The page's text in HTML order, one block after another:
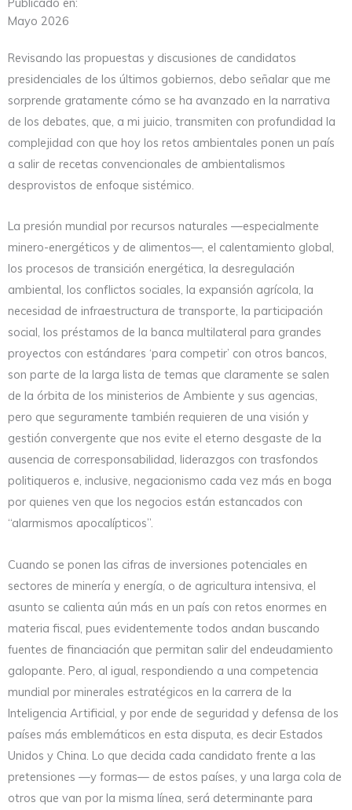
Mayo 2026
Revisando las propuestas y discusiones de candidatos
presidenciales de los últimos gobiernos, debo señalar que me
sorprende gratamente cómo se ha avanzado en la narrativa
de los debates, que, a mi juicio, transmiten con profundidad la
complejidad con que hoy los retos ambientales ponen un país
a salir de recetas convencionales de ambientalismos
desprovistos de enfoque sistémico.
La presión mundial por recursos naturales —especialmente
minero-energéticos y de alimentos—, el calentamiento global,
los procesos de transición energética, la desregulación
ambiental, los conflictos sociales, la expansión agrícola, la
necesidad de infraestructura de transporte, la participación
social, los préstamos de la banca multilateral para grandes
proyectos con estándares ‘para competir’ con otros bancos,
son parte de la larga lista de temas que claramente se salen
de la órbita de los ministerios de Ambiente y sus agencias,
pero que seguramente también requieren de una visión y
gestión convergente que nos evite el eterno desgaste de la
ausencia de corresponsabilidad, liderazgos con trasfondos
politiqueros e, inclusive, negacionismo cada vez más en boga
por quienes ven que los negocios están estancados con
“alarmismos apocalípticos”.
Cuando se ponen las cifras de inversiones potenciales en
sectores de minería y energía, o de agricultura intensiva, el
asunto se calienta aún más en un país con retos enormes en
materia fiscal, pues evidentemente todos andan buscando
fuentes de financiación que permitan salir del endeudamiento
galopante. Pero, al igual, respondiendo a una competencia
mundial por minerales estratégicos en la carrera de la
Inteligencia Artificial, y por ende de seguridad y defensa de los
países más emblemáticos en esta disputa, es decir Estados
Unidos y China. Lo que decida cada candidato frente a las
pretensiones —y formas— de estos países, y una larga cola de
otros que van por la misma línea, será determinante para